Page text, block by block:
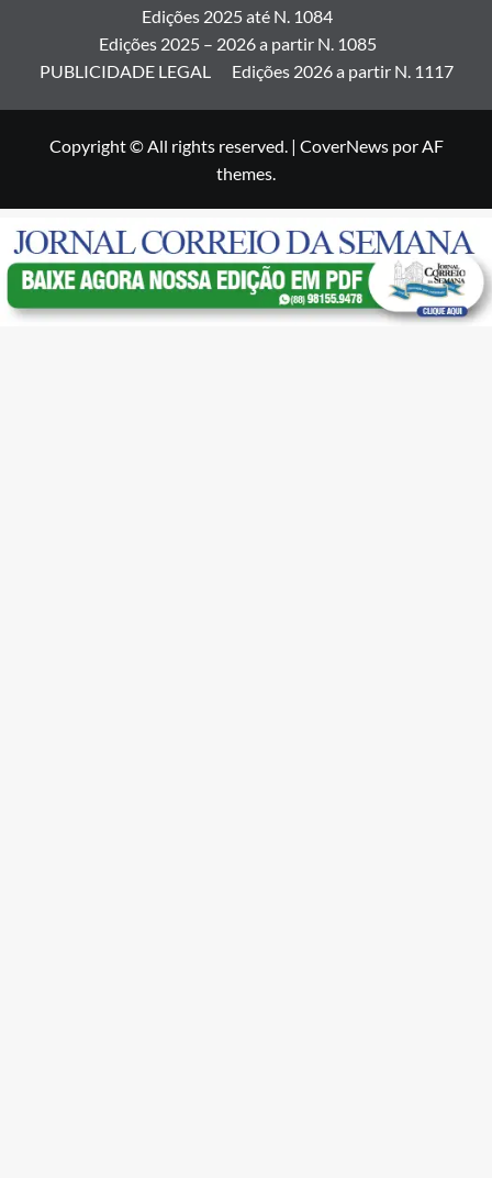
Edições 2025 até N. 1084
Edições 2025 – 2026 a partir N. 1085
PUBLICIDADE LEGAL
Edições 2026 a partir N. 1117
Copyright © All rights reserved. | CoverNewspor AF
themes.